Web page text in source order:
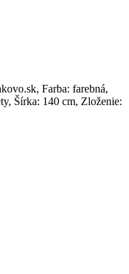
Farba: farebná,
Šírka: 140 cm, Zloženie: